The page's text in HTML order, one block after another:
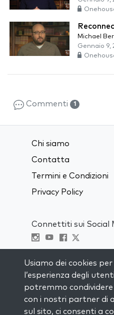
Michael
Gennaio 9,
Commenti 1
Chi siamo
Contatta
Termini e Condizioni
Privacy Policy
Connettiti sui Social
RIMANI
Iscriviti alla nostra
ispirazione ogni
Usiamo dei cookies
l’esperienza degli
potremmo
con i nostri partner di
sul sito, ci consenti a